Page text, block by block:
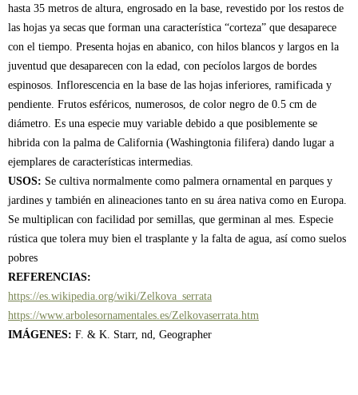
hasta 35 metros de altura, engrosado en la base, revestido por los restos de
las hojas ya secas que forman una característica “corteza” que desaparece
con el tiempo. Presenta hojas en abanico, con hilos blancos y largos en la
juventud que desaparecen con la edad, con pecíolos largos de bordes
espinosos. Inflorescencia en la base de las hojas inferiores, ramificada y
pendiente. Frutos esféricos, numerosos, de color negro de 0.5 cm de
diámetro. Es una especie muy variable debido a que posiblemente se
hibrida con la palma de California (Washingtonia filifera) dando lugar a
ejemplares de características intermedias.
USOS: Se cultiva normalmente como palmera ornamental en parques y
jardines y también en alineaciones tanto en su área nativa como en Europa.
Se multiplican con facilidad por semillas, que germinan al mes. Especie
rústica que tolera muy bien el trasplante y la falta de agua, así como suelos
pobres
REFERENCIAS:
https://es.wikipedia.org/wiki/Zelkova_serrata
https://www.arbolesornamentales.es/Zelkovaserrata.htm
IMÁGENES: F. & K. Starr, nd, Geographer